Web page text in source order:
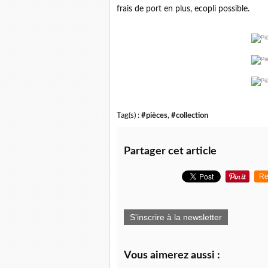
frais de port en plus, ecopli possible.
Tag(s) : #pièces, #collection
Partager cet article
S'inscrire à la newsletter
Vous aimerez aussi :